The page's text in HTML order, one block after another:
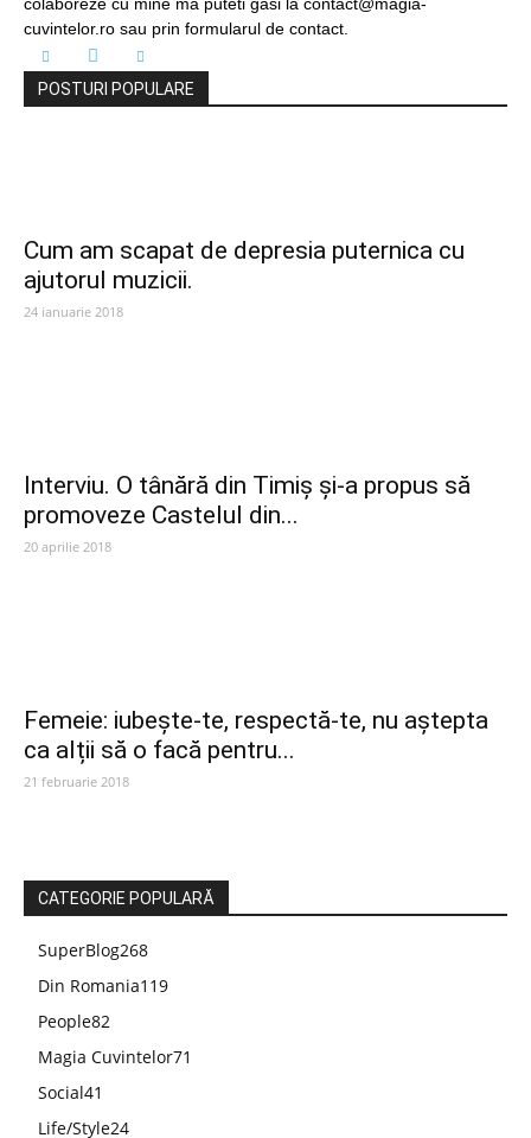
colaboreze cu mine ma puteti gasi la contact@magia-
cuvintelor.ro sau prin formularul de contact.
POSTURI POPULARE
Cum am scapat de depresia puternica cu
ajutorul muzicii.
24 ianuarie 2018
Interviu. O tânără din Timiș și-a propus să
promoveze Castelul din...
20 aprilie 2018
Femeie: iubește-te, respectă-te, nu aștepta
ca alții să o facă pentru...
21 februarie 2018
CATEGORIE POPULARĂ
SuperBlog268
Din Romania119
People82
Magia Cuvintelor71
Social41
Life/Style24